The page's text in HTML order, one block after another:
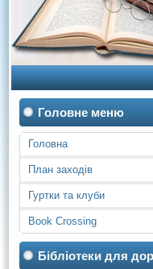
Головне меню
Головна
План заходів
Гуртки та клуби
Book Crossing
Бібліотеки для